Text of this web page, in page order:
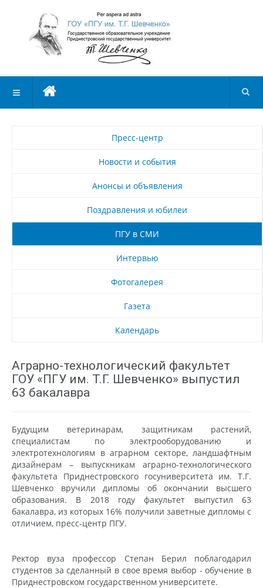
Пресс-центр
Новости и события
Анонсы и объявления
Поздравления и юбилеи
ПГУ в СМИ
Интервью
Фотогалерея
Газета
Календарь
Аграрно-технологический факультет
ГОУ «ПГУ им. Т.Г. Шевченко» выпустил
63 бакалавра
Будущим ветеринарам, защитникам растений,
специалистам по электрооборудованию и
электротехнологиям в аграрном секторе, ландшафтным
дизайнерам – выпускникам аграрно-технологического
факультета Приднестровского госуниверситета им. Т.Г.
Шевченко вручили дипломы об окончании высшего
образования. В 2018 году факультет выпустил 63
бакалавра, из которых 16% получили заветные дипломы с
отличием, пресс-центр ПГУ.
Ректор вуза профессор Степан Берил поблагодарил
студентов за сделанный в свое время выбор - обучение в
Приднестровском государственном университете.